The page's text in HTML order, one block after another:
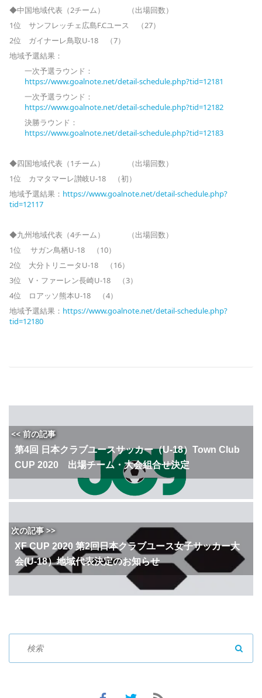
◆中国地域代表（2チーム） （出場回数）
1位 サンフレッチェ広島F.Cユース （27）
2位 ガイナーレ鳥取U-18 （7）
地域予選結果：
一次予選ラウンド：
https://www.goalnote.net/detail-schedule.php?tid=12181
一次予選ラウンド：
https://www.goalnote.net/detail-schedule.php?tid=12182
決勝ラウンド：
https://www.goalnote.net/detail-schedule.php?tid=12183
◆四国地域代表（1チーム） （出場回数）
1位 カマタマーレ讃岐U-18 （初）
地域予選結果： https://www.goalnote.net/detail-schedule.php?
tid=12117
◆九州地域代表（4チーム） （出場回数）
1位 サガン鳥栖U-18 （10）
2位 大分トリニータU-18 （16）
3位 V・ファーレン長崎U-18 （3）
4位 ロアッソ熊本U-18 （4）
地域予選結果： https://www.goalnote.net/detail-schedule.php?
tid=12180
<< 前の記事
第4回 日本クラブユースサッカー（U-18）Town Club
CUP 2020 出場チーム・大会組合せ決定
次の記事 >>
XF CUP 2020 第2回日本クラブユース女子サッカー大
会(U-18）地域代表決定のお知らせ